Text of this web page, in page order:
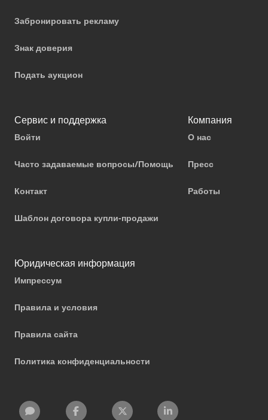
Забронировать рекламу
Знак доверия
Подать аукцион
Сервис и поддержка
Войти
Часто задаваемые вопросы/Помощь
Контакт
Шаблон договора купли-продажи
Компания
О нас
Пресс
Работы
Юридическая информация
Импрессум
Правила и условия
Правила сайта
Политика конфиденциальности